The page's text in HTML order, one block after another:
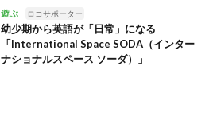
遊ぶ ロコサポーター
幼少期から英語が「日常」になる
「International Space SODA（インター
ナショナルスペース ソーダ）」